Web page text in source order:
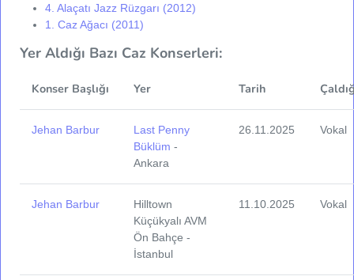
4. Alaçatı Jazz Rüzgarı (2012)
1. Caz Ağacı (2011)
Yer Aldığı Bazı Caz Konserleri:
Konser Başlığı Yer Tarih
Jehan Barbur
Last Penny
Büklüm -
Ankara
26.11.2025 Vokal
Jehan Barbur
Hilltown
Küçükyalı AVM
Ön Bahçe -
İstanbul
11.10.2025 Vokal